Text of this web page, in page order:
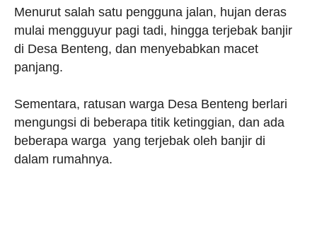
Menurut salah satu pengguna jalan, hujan deras
mulai mengguyur pagi tadi, hingga terjebak banjir
di Desa Benteng, dan menyebabkan macet
panjang.
Sementara, ratusan warga Desa Benteng berlari
mengungsi di beberapa titik ketinggian, dan ada
beberapa warga yang terjebak oleh banjir di
dalam rumahnya.